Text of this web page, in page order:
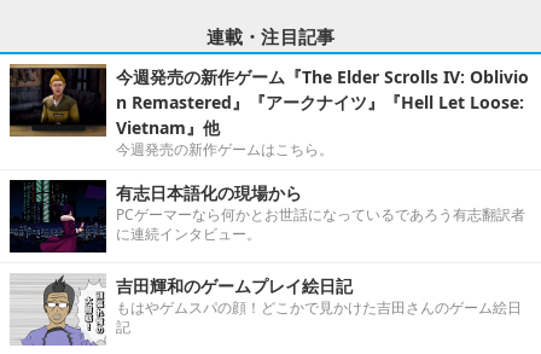
連載・注目記事
今週発売の新作ゲーム『The Elder Scrolls IV: Oblivio
n Remastered』『アークナイツ』『Hell Let Loose:
Vietnam』他
今週発売の新作ゲームはこちら。
有志日本語化の現場から
PCゲーマーなら何かとお世話になっているであろう有志翻訳者
に連続インタビュー。
吉田輝和のゲームプレイ絵日記
もはやゲムスパの顔！どこかで見かけた吉田さんのゲーム絵日
記